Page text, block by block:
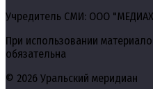
Учредитель СМИ: ООО
При использовании
обязательна
© 2026 Уральский меридиан